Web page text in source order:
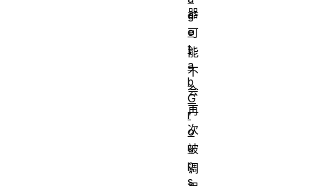
器
可
能
不
会
再
次
被
调
g
e
t
a
b
G
r
o
u
p
s